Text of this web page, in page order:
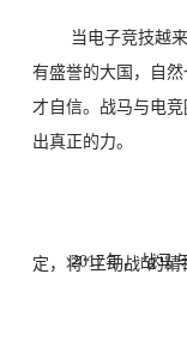
当电子竞技越
有盛誉的大国，自
才自信。战马与电竞
出真正的力。
2017年，战马与英雄联盟职业联赛（简称：LPL）